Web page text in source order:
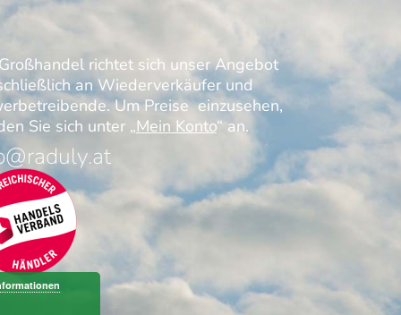
richtet sich unser Angebot
an Wiederverkäufer und
Um Preise einzusehen,
Sie sich unter „Mein Konto“ an.